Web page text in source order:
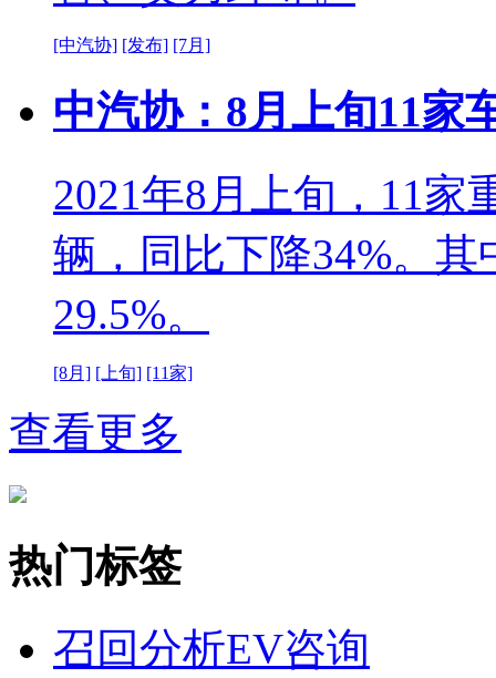
[中汽协] [发布] [7月]
中汽协：8月上旬11家
2021年8月上旬，11家
辆，同比下降34%。
29.5%。
[8月] [上旬] [11家]
查看更多
热门标签
召回分析EV咨询